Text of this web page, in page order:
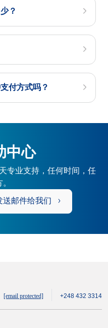
？
付方式吗？
中心
专业支持，任何时间，任
送邮件给我们
[email protected] +248 432 3314